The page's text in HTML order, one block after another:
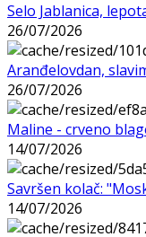
Selo Jablanica,
26/07/2026
Aranđelovdan,
26/07/2026
Maline - crveno
14/07/2026
Savršen kolač:
14/07/2026